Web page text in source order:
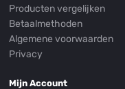
Producten vergelijken
Betaalmethoden
Algemene voorwaarden
Privacy
Mijn Account